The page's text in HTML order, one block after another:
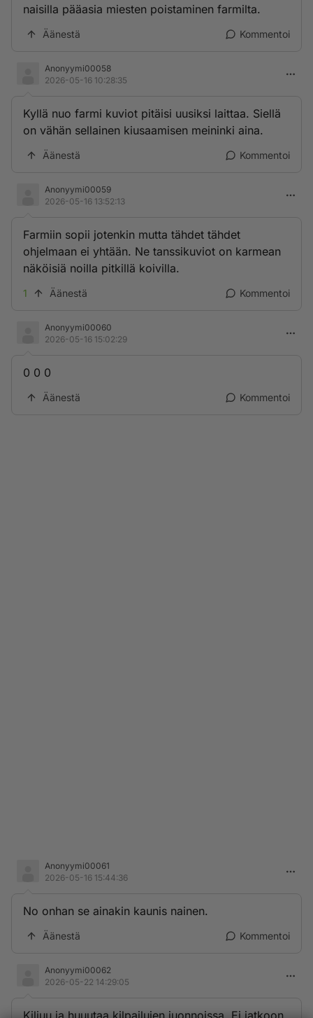
naisilla pääasia miesten poistaminen farmilta.
Äänestä Kommentoi
Anonyymi00058
2026-05-16 10:28:35
Kyllä nuo farmi kuviot pitäisi uusiksi laittaa. Siellä
on vähän sellainen kiusaamisen meininki aina.
Äänestä Kommentoi
Anonyymi00059
2026-05-16 13:52:13
Farmiin sopii jotenkin mutta tähdet tähdet
ohjelmaan ei yhtään. Ne tanssikuviot on karmean
näköisiä noilla pitkillä koivilla.
1 Äänestä Kommentoi
Anonyymi00060
2026-05-16 15:02:29
0 0 0
Äänestä Kommentoi
Anonyymi00061
2026-05-16 15:44:36
No onhan se ainakin kaunis nainen.
Äänestä Kommentoi
Anonyymi00062
2026-05-22 14:29:05
Kiljuu ja huuutaa kilpailujen juonnoissa. Ei jatkoon,